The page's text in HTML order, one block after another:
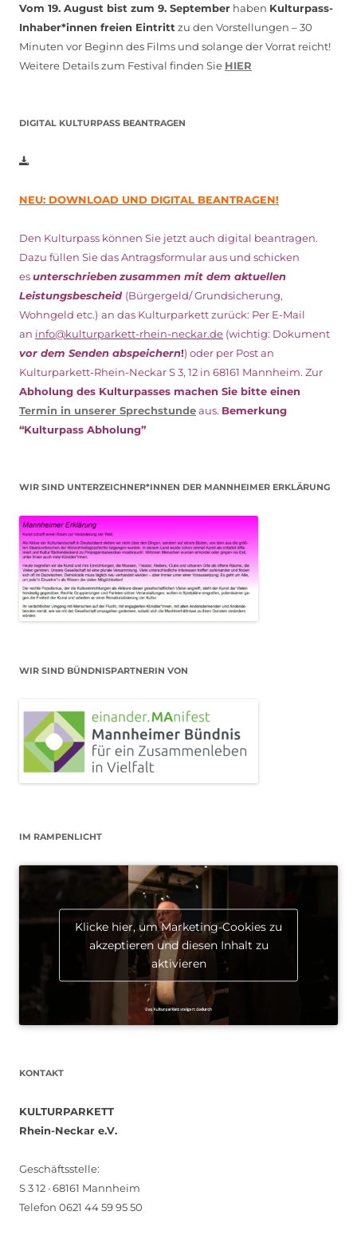
Vom 19. August bist zum 9. September haben Kulturpass-
Inhaber*innen freien Eintritt zu den Vorstellungen – 30
Minuten vor Beginn des Films und solange der Vorrat reicht!
Weitere Details zum Festival finden Sie HIER
DIGITAL KULTURPASS BEANTRAGEN
NEU: DOWNLOAD UND DIGITAL BEANTRAGEN!
Den Kulturpass können Sie jetzt auch digital beantragen.
Dazu füllen Sie das Antragsformular aus und schicken
esunterschriebenzusammen mit dem aktuellen
Leistungsbescheid (Bürgergeld/ Grundsicherung,
Wohngeld etc.) an das Kulturparkett zurück: Per E-Mail
an info@kulturparkett-rhein-neckar.de (wichtig: Dokument
vor dem Senden abspeichern!) oder per Post an
Kulturparkett-Rhein-Neckar S 3, 12 in 68161 Mannheim. Zur
Abholung des Kulturpasses machen Sie bitte einen
Termin in unserer Sprechstundeaus. Bemerkung
“Kulturpass Abholung”
WIR SIND UNTERZEICHNER*INNEN DER MANNHEIMER ERKLÄRUNG
WIR SIND BÜNDNISPARTNERIN VON
IM RAMPENLICHT
Klicke hier, um Marketing-Cookies zu
akzeptieren und diesen Inhalt zu
aktivieren
KONTAKT
KULTURPARKETT
Rhein-Neckar e.V.
Geschäftsstelle:
S 3 12 · 68161 Mannheim
Telefon 0621 44 59 95 50